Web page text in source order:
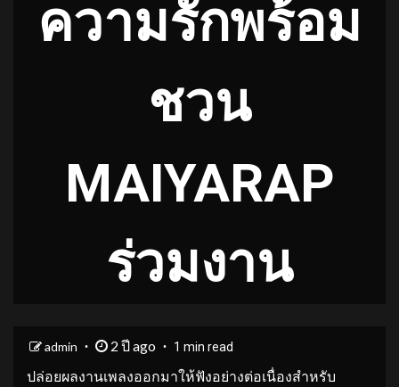
ความรักพร้อม
ชวน
MAIYARAP
ร่วมงาน
admin 2 ปี ago 1 min read
ปล่อยผลงานเพลงออกมาให้ฟังอย่างต่อเนื่องสำหรับ